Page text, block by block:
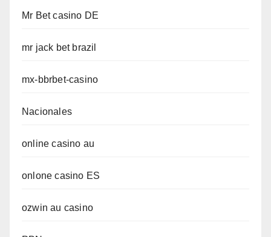
Mr Bet casino DE
mr jack bet brazil
mx-bbrbet-casino
Nacionales
online casino au
onlone casino ES
ozwin au casino